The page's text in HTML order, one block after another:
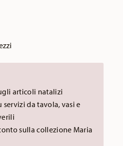
articoli natalizi
servizi da tavola, vasi e
sulla collezione Maria